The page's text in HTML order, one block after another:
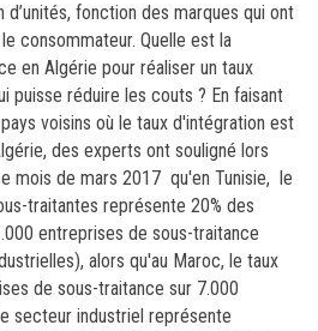
fonction des marques qui ont
consommateur. Quelle est la
en Algérie pour réaliser un taux
puisse réduire les couts ? En faisant
voisins où le taux d'intégration est
des experts ont souligné lors
mois de mars 2017 qu'en Tunisie, le
traitantes représente 20% des
entreprises de sous-traitance
alors qu'au Maroc, le taux
de sous-traitance sur 7.000
secteur industriel représente